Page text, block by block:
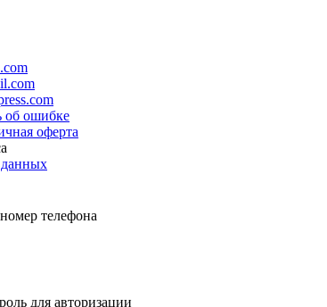
об ошибке
оферта
данных
телефона
для авторизации